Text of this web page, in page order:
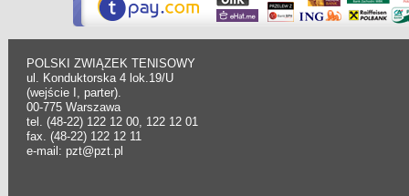
POLSKI ZWIĄZEK TENISOWY
ul. Konduktorska 4 lok.19/U
(wejście I, parter).
00-775 Warszawa
tel. (48-22) 122 12 00, 122 12 01
fax. (48-22) 122 12 11
e-mail: pzt@pzt.pl